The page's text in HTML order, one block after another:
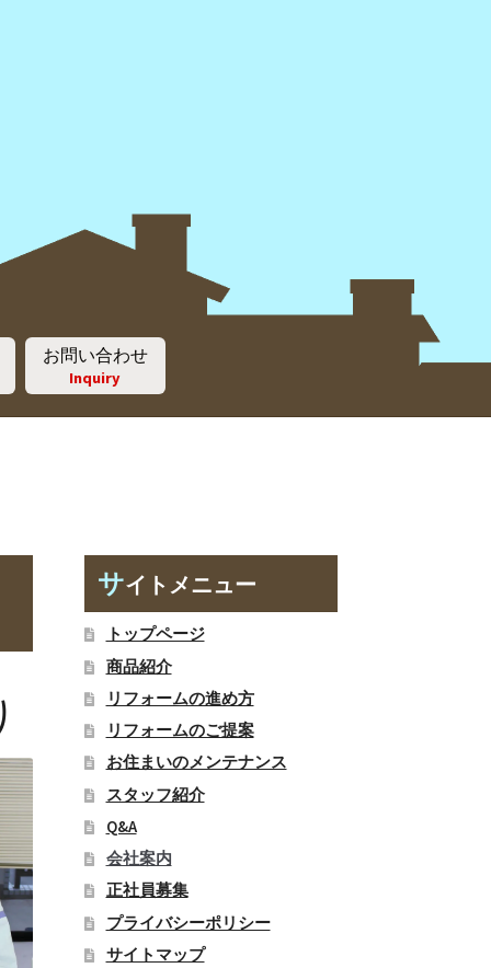
お問い合わせ
Inquiry
サイトメニュー
トップページ
商品紹介
リフォームの進め方
リフォームのご提案
お住まいのメンテナンス
スタッフ紹介
Q&A
会社案内
正社員募集
プライバシーポリシー
サイトマップ